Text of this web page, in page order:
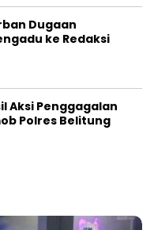
Dugaan
ke Redaksi
Aksi Penggagalan
Polres Belitung